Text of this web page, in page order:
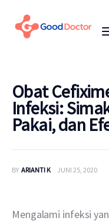
Untuk Bisnis
Obat
Infeksi:
Pakai, dan
BY ARIANTI K JUNI 25, 2020
Mengalami infeksi